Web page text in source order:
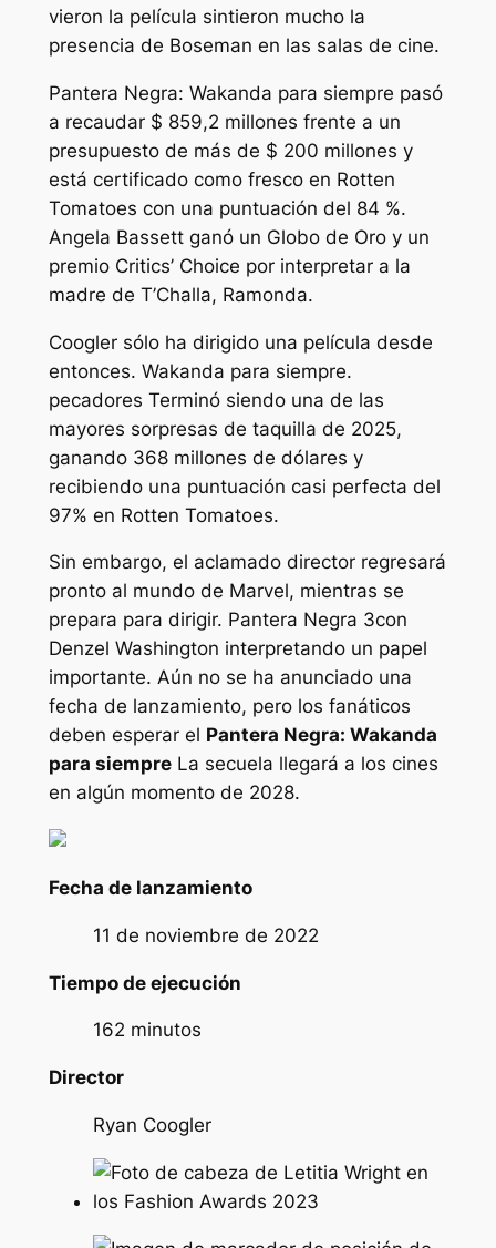
vieron la película sintieron mucho la
presencia de Boseman en las salas de cine.
Pantera Negra: Wakanda para siempre pasó
a recaudar $ 859,2 millones frente a un
presupuesto de más de $ 200 millones y
está certificado como fresco en Rotten
Tomatoes con una puntuación del 84 %.
Angela Bassett ganó un Globo de Oro y un
premio Critics’ Choice por interpretar a la
madre de T’Challa, Ramonda.
Coogler sólo ha dirigido una película desde
entonces. Wakanda para siempre.
pecadores Terminó siendo una de las
mayores sorpresas de taquilla de 2025,
ganando 368 millones de dólares y
recibiendo una puntuación casi perfecta del
97% en Rotten Tomatoes.
Sin embargo, el aclamado director regresará
pronto al mundo de Marvel, mientras se
prepara para dirigir. Pantera Negra 3con
Denzel Washington interpretando un papel
importante. Aún no se ha anunciado una
fecha de lanzamiento, pero los fanáticos
deben esperar el Pantera Negra: Wakanda
para siempreLa secuela llegará a los cines
en algún momento de 2028.
Fecha de lanzamiento
11 de noviembre de 2022
Tiempo de ejecución
162 minutos
Director
Ryan Coogler